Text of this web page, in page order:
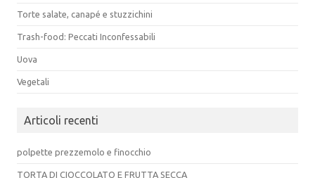
Torte salate, canapé e stuzzichini
Trash-food: Peccati Inconfessabili
Uova
Vegetali
Articoli recenti
polpette prezzemolo e finocchio
TORTA DI CIOCCOLATO E FRUTTA SECCA